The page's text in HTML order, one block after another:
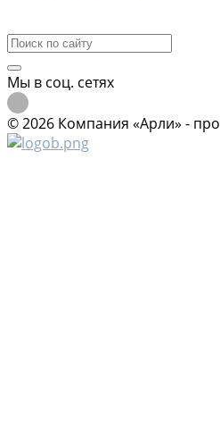
Мы в соц. сетях
© 2026 Компания «Арли» -